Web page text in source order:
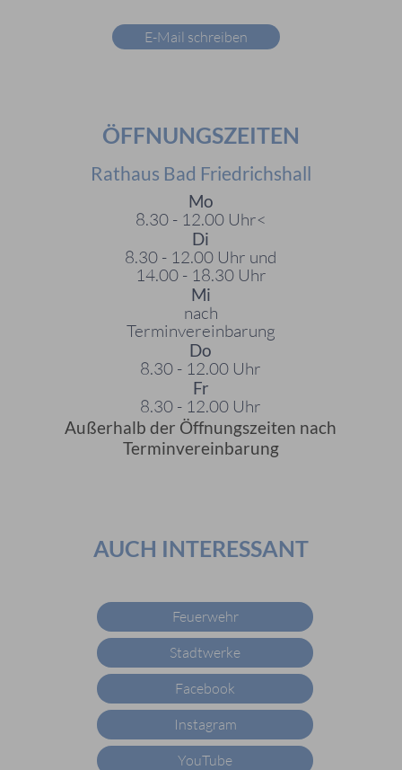
E-Mail schreiben
ÖFFNUNGSZEITEN
Rathaus Bad Friedrichshall
Mo
8.30 - 12.00 Uhr<
Di
8.30 - 12.00 Uhr und
14.00 - 18.30 Uhr
Mi
nach
Terminvereinbarung
Do
8.30 - 12.00 Uhr
Fr
8.30 - 12.00 Uhr
Außerhalb der Öffnungszeiten nach
Terminvereinbarung
AUCH INTERESSANT
Feuerwehr
Stadtwerke
Facebook
Instagram
YouTube